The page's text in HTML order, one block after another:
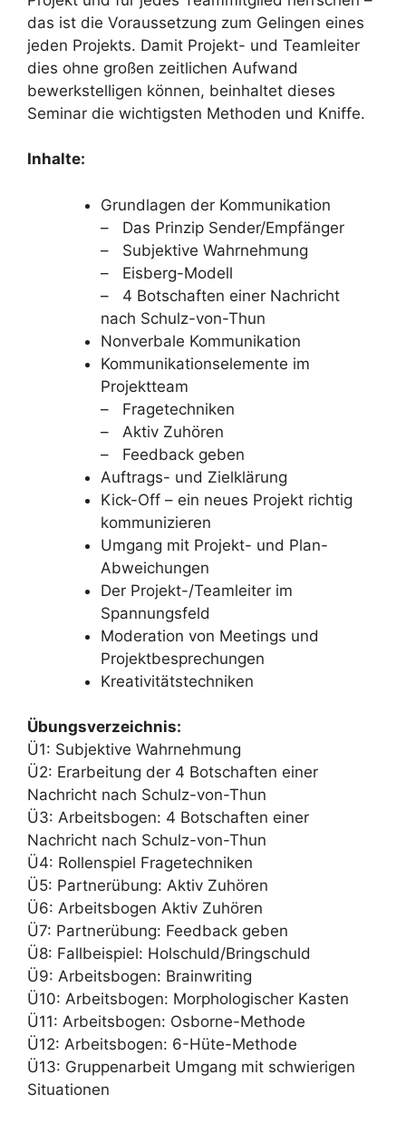
das ist die Voraussetzung zum Gelingen eines
jeden Projekts. Damit Projekt- und Teamleiter
dies ohne großen zeitlichen Aufwand
bewerkstelligen können, beinhaltet dieses
Seminar die wichtigsten Methoden und Kniffe.
Inhalte:
Grundlagen der Kommunikation
– Das Prinzip Sender/Empfänger
– Subjektive Wahrnehmung
– Eisberg-Modell
– 4 Botschaften einer Nachricht
nach Schulz-von-Thun
Nonverbale Kommunikation
Kommunikationselemente im
Projektteam
– Fragetechniken
– Aktiv Zuhören
– Feedback geben
Auftrags- und Zielklärung
Kick-Off – ein neues Projekt richtig
kommunizieren
Umgang mit Projekt- und Plan-
Abweichungen
Der Projekt-/Teamleiter im
Spannungsfeld
Moderation von Meetings und
Projektbesprechungen
Kreativitätstechniken
Übungsverzeichnis:
Ü1: Subjektive Wahrnehmung
Ü2: Erarbeitung der 4 Botschaften einer
Nachricht nach Schulz-von-Thun
Ü3: Arbeitsbogen: 4 Botschaften einer
Nachricht nach Schulz-von-Thun
Ü4: Rollenspiel Fragetechniken
Ü5: Partnerübung: Aktiv Zuhören
Ü6: Arbeitsbogen Aktiv Zuhören
Ü7: Partnerübung: Feedback geben
Ü8: Fallbeispiel: Holschuld/Bringschuld
Ü9: Arbeitsbogen: Brainwriting
Ü10: Arbeitsbogen: Morphologischer Kasten
Ü11: Arbeitsbogen: Osborne-Methode
Ü12: Arbeitsbogen: 6-Hüte-Methode
Ü13: Gruppenarbeit Umgang mit schwierigen
Situationen